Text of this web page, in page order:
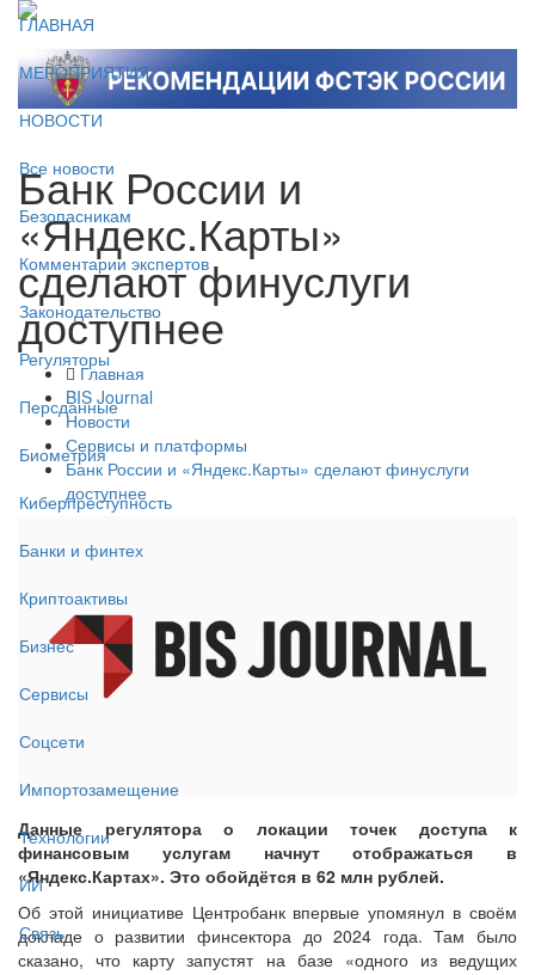
ГЛАВНАЯ
МЕРОПРИЯТИЯ
НОВОСТИ
Все новости
Безопасникам
Комментарии экспертов
Законодательство
Регуляторы
Персданные
Биометрия
Киберпреступность
Банки и финтех
Криптоактивы
Бизнес
Сервисы
Соцсети
Импортозамещение
Технологии
ИИ
Связь
Банк России и
«Яндекс.Карты»
сделают финуслуги
доступнее
Главная
BIS Journal
Новости
Сервисы и платформы
Банк России и «Яндекс.Карты» сделают финуслуги
доступнее
Данные регулятора о локации точек доступа к
финансовым услугам начнут отображаться в
«Яндекс.Картах». Это обойдётся в 62 млн рублей.
Об этой инициативе Центробанк впервые упомянул в своём
докладе о развитии финсектора до 2024 года. Там было
сказано, что карту запустят на базе «одного из ведущих